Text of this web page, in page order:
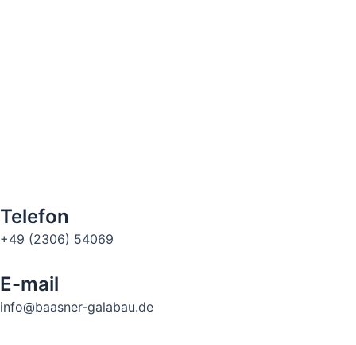
Telefon
+49 (2306) 54069
E-mail
info@baasner-galabau.de